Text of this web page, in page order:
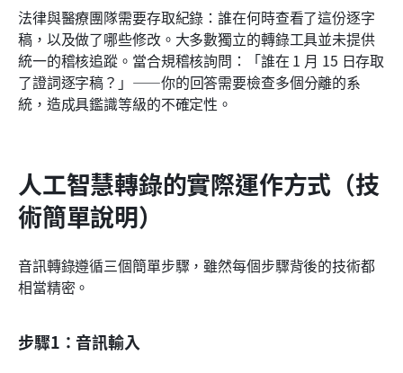
法律與醫療團隊需要存取紀錄：誰在何時查看了這份逐字
稿，以及做了哪些修改。大多數獨立的轉錄工具並未提供
統一的稽核追蹤。當合規稽核詢問：「誰在 1 月 15 日存取
了證詞逐字稿？」——你的回答需要檢查多個分離的系
統，造成具鑑識等級的不確定性。
人工智慧轉錄的實際運作方式（技
術簡單說明）
音訊轉錄遵循三個簡單步驟，雖然每個步驟背後的技術都
相當精密。
步驟1：音訊輸入